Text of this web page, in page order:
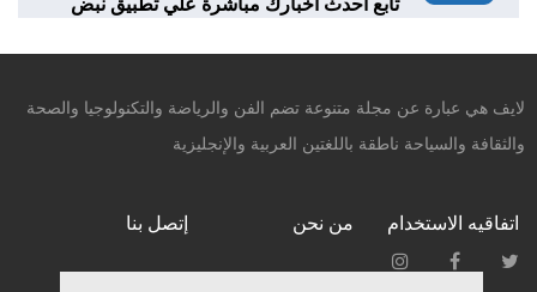
لايف هي عبارة عن مجلة متنوعة تضم الفن والرياضة والتكنولوجيا والصحة
والثقافة والسياحة ناطقة باللغتين العربية والإنجليزية
اتفاقيه الاستخدام من نحن إتصل بنا